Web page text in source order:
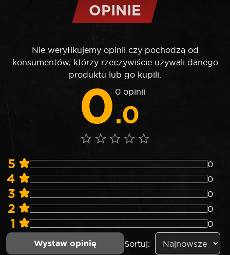
OPINIE
Nie weryfikujemy opinii czy pochodzą od
konsumentów, którzy rzeczywiście używali danego
produktu lub go kupili.
0.0
0 opinii
5 0
4 0
3 0
2 0
1 0
Wystaw opinię Sortuj: